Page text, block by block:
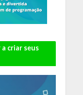
criar seus